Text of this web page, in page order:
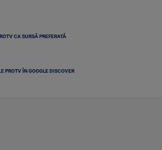
CA SURSĂ PREFERATĂ
PROTV ÎN GOOGLE DISCOVER